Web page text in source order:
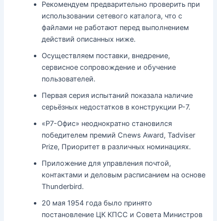
Рекомендуем предварительно проверить при
использовании сетевого каталога, что с
файлами не работают перед выполнением
действий описанных ниже.
Осуществляем поставки, внедрение,
сервисное сопровождение и обучение
пользователей.
Первая серия испытаний показала наличие
серьёзных недостатков в конструкции Р-7.
«Р7-Офис» неоднократно становился
победителем премий Cnews Award, Tadviser
Prize, Приоритет в различных номинациях.
Приложение для управления почтой,
контактами и деловым расписанием на основе
Thunderbird.
20 мая 1954 года было принято
постановление ЦК КПСС и Совета Министров